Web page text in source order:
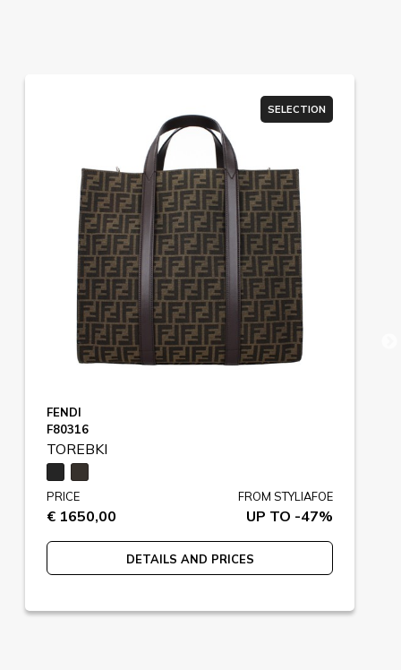
SELECTION
FENDI
F80316
TOREBKI
PRICE
€ 1650,00
FROM STYLIAFOE
UP TO -47%
DETAILS AND PRICES